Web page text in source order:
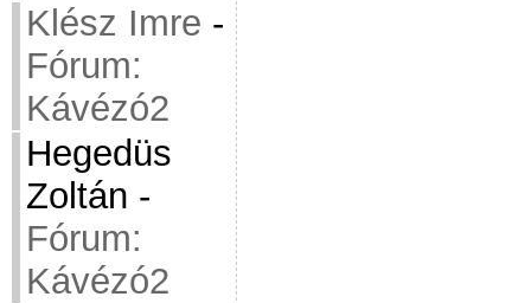
Klész Imre -
Fórum:
Kávézó2
Hegedüs
Zoltán -
Fórum:
Kávézó2